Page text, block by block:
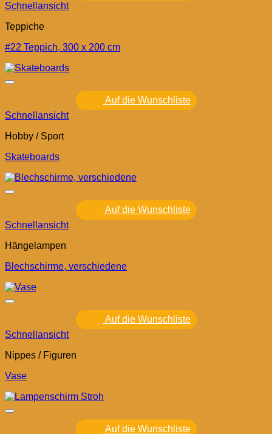
Schnellansicht
Teppiche
#22 Teppich, 300 x 200 cm
Auf die Wunschliste
Schnellansicht
Hobby / Sport
Skateboards
Auf die Wunschliste
Schnellansicht
Hängelampen
Blechschirme, verschiedene
Auf die Wunschliste
Schnellansicht
Nippes / Figuren
Vase
Auf die Wunschliste